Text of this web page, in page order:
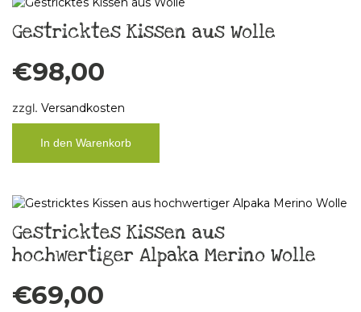
Gestricktes Kissen aus Wolle
€98,00
zzgl. Versandkosten
In den Warenkorb
Gestricktes Kissen aus
hochwertiger Alpaka Merino Wolle
€69,00